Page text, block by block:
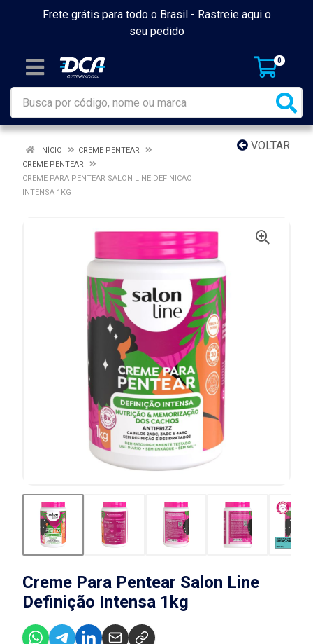
Frete grátis para todo o Brasil - Rastreie aqui o
seu pedido
0
VOLTAR
INÍCIO
CREME PENTEAR
CREME PENTEAR
CREME PARA PENTEAR SALON LINE DEFINICAO
INTENSA 1KG
Creme Para Pentear Salon Line
Definição Intensa 1kg